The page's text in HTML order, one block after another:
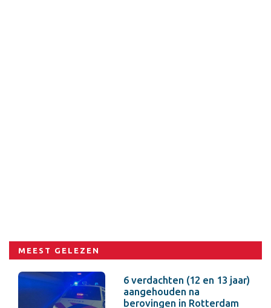
MEEST GELEZEN
6 verdachten (12 en 13 jaar)
aangehouden na
berovingen in Rotterdam